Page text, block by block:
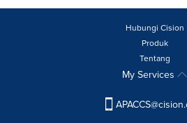
Hubungi Cision
Produk
Tentang
My Services